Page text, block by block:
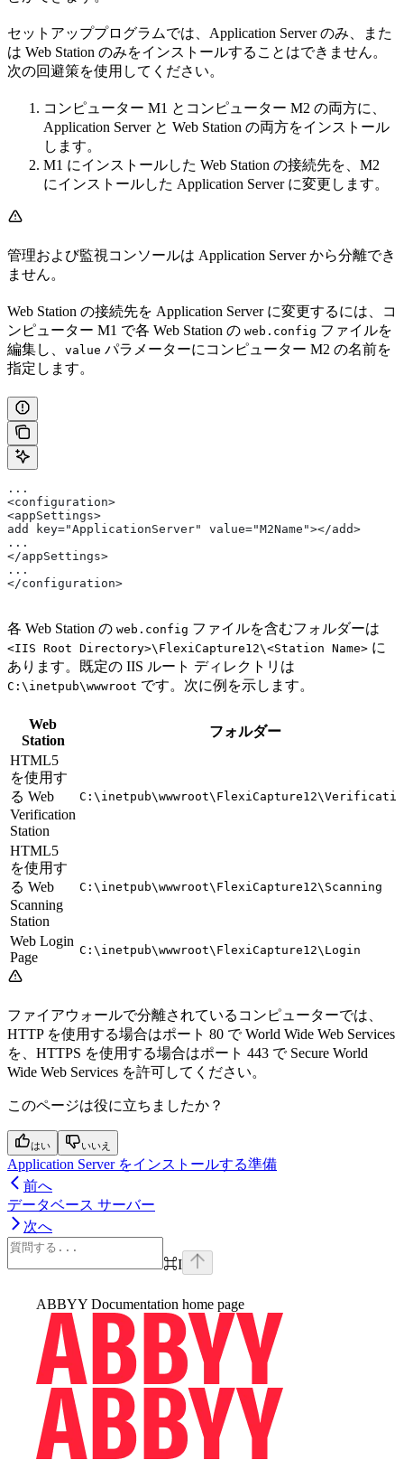
セットアッププログラムでは、Application Server のみ、また
は Web Station のみをインストールすることはできません。
次の回避策を使用してください。
コンピューター M1 とコンピューター M2 の両方に、
Application Server と Web Station の両方をインストール
します。
M1 にインストールした Web Station の接続先を、M2
にインストールした Application Server に変更します。
管理および監視コンソールは Application Server から分離でき
ません。
Web Station の接続先を Application Server に変更するには、コ
ンピューター M1 で各 Web Station の web.config ファイルを
編集し、 value パラメーターにコンピューター M2 の名前を
指定します。
...
<configuration>
<appSettings>
add key="ApplicationServer" value="M2Name"></add>
...
</appSettings>
...
</configuration>
各 Web Station の web.config ファイルを含むフォルダーは
<IIS Root Directory>\FlexiCapture12\<Station Name> に
あります。既定の IIS ルート ディレクトリは
C:\inetpub\wwwroot です。次に例を示します。
Web
Station
フォルダー
HTML5
を使用す
る Web
Verification
Station
HTML5
を使用す
る Web
Scanning
Station
C:\inetpub\wwwroot\FlexiCapture12\Scanning
Web Login
Page
C:\inetpub\wwwroot\FlexiCapture12\Login
ファイアウォールで分離されているコンピューターでは、
HTTP を使用する場合はポート 80 で World Wide Web Services
を、HTTPS を使用する場合はポート 443 で Secure World
Wide Web Services を許可してください。
このページは役に立ちましたか？
はい いいえ
Application Server をインストールする準備
前へ
データベース サーバー
次へ
⌘I
ABBYY Documentation home page